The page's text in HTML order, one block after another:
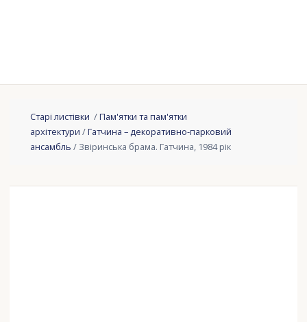
Старі листівки /Пам'ятки та пам'ятки
архітектури /Гатчина – декоративно-парковий
ансамбль / Звіринська брама. Гатчина, 1984 рік